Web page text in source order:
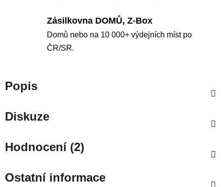
Zásilkovna DOMŮ, Z-Box
Domů nebo na 10 000+ výdejních míst po
ČR/SR.
Popis
Diskuze
Hodnocení (2)
Ostatní informace